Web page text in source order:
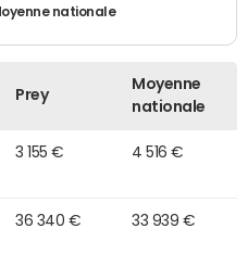
nationale
Prey
Moyenne
nationale
3 155 € 4 516 €
36 340 € 33 939 €